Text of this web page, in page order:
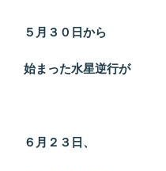
関
の
５月３０日から
始まった水星逆行が
６月２３日、